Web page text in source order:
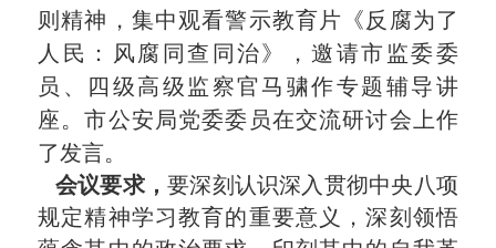
则精神，集中观看警示教育片《反腐为了
人民：风腐同查同治》，邀请市监委委
员、四级高级监察官马骕作专题辅导讲
座。市公安局党委委员在交流研讨会上作
了发言。
会议要求，要深刻认识深入贯彻中央八项
规定精神学习教育的重要意义，深刻领悟